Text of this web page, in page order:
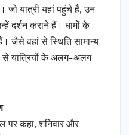
यात्री यहां पहुंचे हैं, उन
दर्शन कराने हैं। धामों के
जैसे वहां से स्थिति सामान्य
से यात्रियों के अलग-अलग
पर कहा, शनिवार और